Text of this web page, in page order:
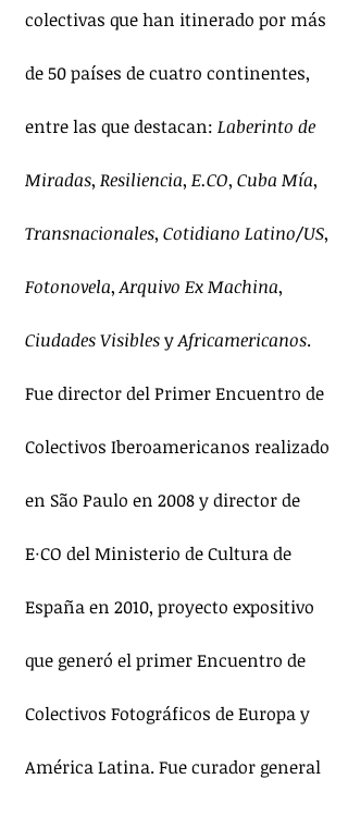
colectivas que han itinerado por más
de 50 países de cuatro continentes,
entre las que destacan: Laberinto de
Miradas, Resiliencia, E.CO, Cuba Mía,
Transnacionales, Cotidiano Latino/US,
Fotonovela, Arquivo Ex Machina,
Ciudades Visibles y Africamericanos.
Fue director del Primer Encuentro de
Colectivos Iberoamericanos realizado
en São Paulo en 2008 y director de
E·CO del Ministerio de Cultura de
España en 2010, proyecto expositivo
que generó el primer Encuentro de
Colectivos Fotográficos de Europa y
América Latina. Fue curador general